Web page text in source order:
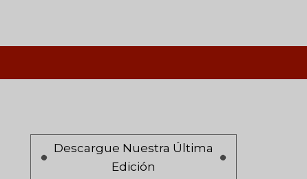
Descargue Nuestra Última
Edición
Paginación